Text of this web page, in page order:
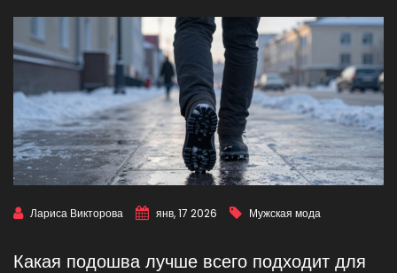
Лариса Викторова янв, 17 2026 Мужская мода
Какая подошва лучше всего подходит для